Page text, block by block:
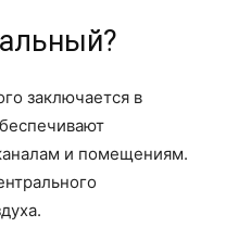
заключается в
и помещениям.